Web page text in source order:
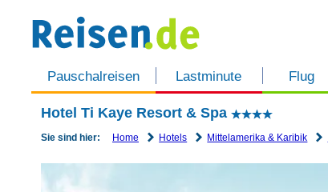
Pauschalreisen Lastminute Flug
Hotel Ti Kaye Resort & Spa
Sie sind hier: Home Hotels Mittelamerika & Karibik